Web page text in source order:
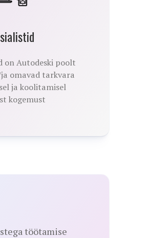
on Autodeski poolt
omavad tarkvara
ja koolitamisel
kogemust
töötamise